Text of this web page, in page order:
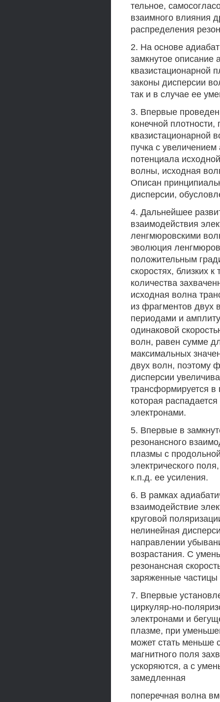
тельное,
взаимного влияния
распределения
2. На основе
замкнутое описание
квазистационарной
законы дисперсии
так и в случае ее
3. Впервые проведен
конечной
квазистационарной
пучка с
потенциала
волны, исходная
Описан
дисперсии,
4. Дальнейшее
взаимодействия
ленгмюровскими
эволюция
положительным
скоростях, близких
количества
исходная волна
из фрагментов двух
периодами и
одинаковой
волн, равен сумме
максимальных
двух волн, поэтому
дисперсии
трансформируется в
которая
электронами.
5. Впервые в
резонансного
плазмы с
электрического
к.п.д. ее усиления.
6. В рамках
взаимодействие
круговой
нелинейная
направлении
возрастания. С
резонансная
заряженные частицы
7. Впервые
циркуляр-но-
электронами и
плазме, при
может стать меньше
магнитного поля
ускоряются, а с
замедленная
поперечная волна